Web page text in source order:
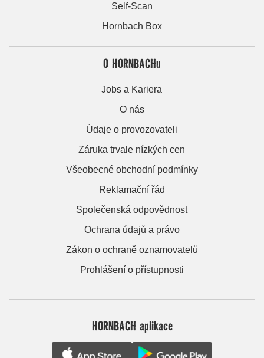
Self-Scan
Hornbach Box
O HORNBACHu
Jobs a Kariera
O nás
Údaje o provozovateli
Záruka trvale nízkých cen
Všeobecné obchodní podmínky
Reklamační řád
Společenská odpovědnost
Ochrana údajů a právo
Zákon o ochraně oznamovatelů
Prohlášení o přístupnosti
HORNBACH aplikace